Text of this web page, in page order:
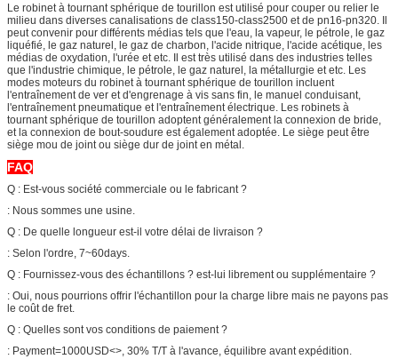
Le robinet à tournant sphérique de tourillon est utilisé pour couper ou relier le
milieu dans diverses canalisations de class150-class2500 et de pn16-pn320. Il
peut convenir pour différents médias tels que l'eau, la vapeur, le pétrole, le gaz
liquéfié, le gaz naturel, le gaz de charbon, l'acide nitrique, l'acide acétique, les
médias de oxydation, l'urée et etc. Il est très utilisé dans des industries telles
que l'industrie chimique, le pétrole, le gaz naturel, la métallurgie et etc. Les
modes moteurs du robinet à tournant sphérique de tourillon incluent
l'entraînement de ver et d'engrenage à vis sans fin, le manuel conduisant,
l'entraînement pneumatique et l'entraînement électrique. Les robinets à
tournant sphérique de tourillon adoptent généralement la connexion de bride,
et la connexion de bout-soudure est également adoptée. Le siège peut être
siège mou de joint ou siège dur de joint en métal.
FAQ
Q : Est-vous société commerciale ou le fabricant ?
: Nous sommes une usine.
Q : De quelle longueur est-il votre délai de livraison ?
: Selon l'ordre, 7~60days.
Q : Fournissez-vous des échantillons ? est-lui librement ou supplémentaire ?
: Oui, nous pourrions offrir l'échantillon pour la charge libre mais ne payons pas
le coût de fret.
Q : Quelles sont vos conditions de paiement ?
: Payment=1000USD<>, 30% T/T à l'avance, équilibre avant expédition.